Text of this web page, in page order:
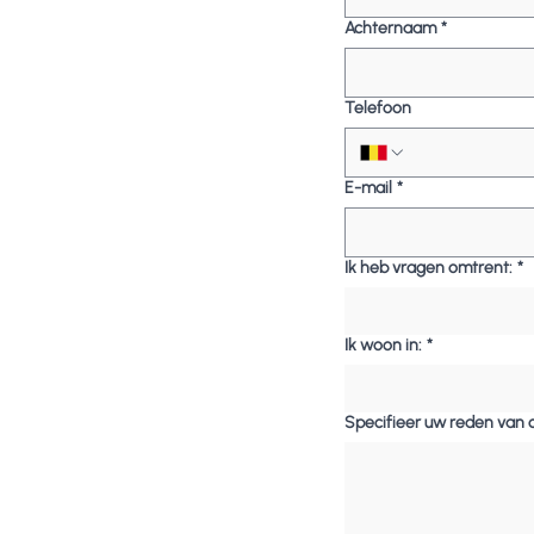
Achternaam *
Telefoon
E-mail *
Ik heb vragen omtrent: *
Ik woon in: *
Specifieer uw reden van